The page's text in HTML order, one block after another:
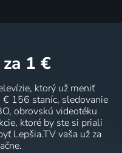
za 1 €
ktorý už meniť
€ 156 staníc, sledovanie
obrovskú videotéku
ktoré by ste si priali
Lepšia.TV vaša už za